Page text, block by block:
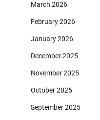
March 2026
February 2026
January 2026
December 2025
November 2025
October 2025
September 2025